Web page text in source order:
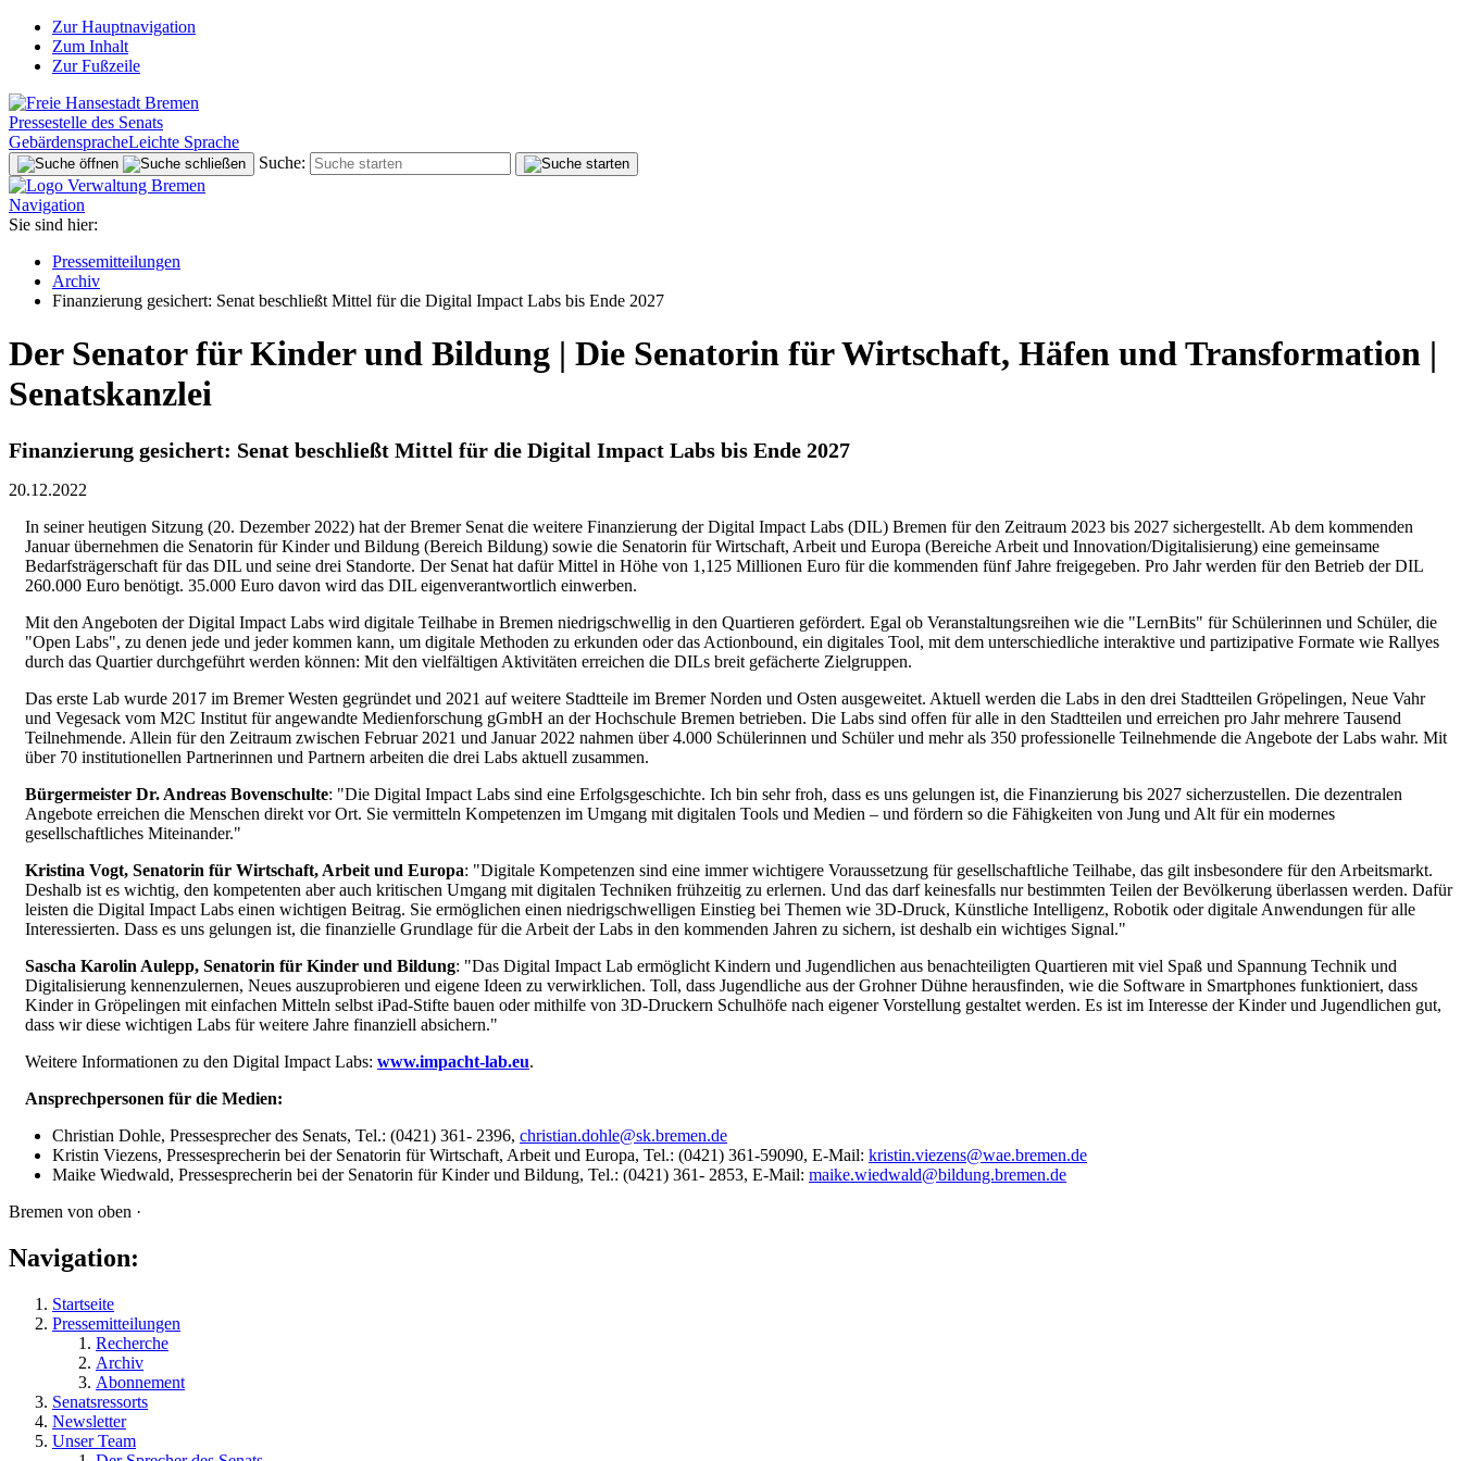
Zur Hauptnavigation
Zum Inhalt
Zur Fußzeile
Pressestelle des Senats
GebärdenspracheLeichte Sprache
Suche:
Navigation
Sie sind hier:
Pressemitteilungen
Archiv
Finanzierung gesichert: Senat beschließt Mittel für die Digital Impact Labs bis Ende 2027
Der Senator für Kinder und Bildung | Die Senatorin für Wirtschaft, Häfen und Transformation |
Senatskanzlei
Finanzierung gesichert: Senat beschließt Mittel für die Digital Impact Labs bis Ende 2027
20.12.2022
In seiner heutigen Sitzung (20. Dezember 2022) hat der Bremer Senat die weitere Finanzierung der Digital Impact Labs (DIL) Bremen für den Zeitraum 2023 bis 2027 sichergestellt. Ab dem kommenden
Januar übernehmen die Senatorin für Kinder und Bildung (Bereich Bildung) sowie die Senatorin für Wirtschaft, Arbeit und Europa (Bereiche Arbeit und Innovation/Digitalisierung) eine gemeinsame
Bedarfsträgerschaft für das DIL und seine drei Standorte. Der Senat hat dafür Mittel in Höhe von 1,125 Millionen Euro für die kommenden fünf Jahre freigegeben. Pro Jahr werden für den Betrieb der DIL
260.000 Euro benötigt. 35.000 Euro davon wird das DIL eigenverantwortlich einwerben.
Mit den Angeboten der Digital Impact Labs wird digitale Teilhabe in Bremen niedrigschwellig in den Quartieren gefördert. Egal ob Veranstaltungsreihen wie die "LernBits" für Schülerinnen und Schüler, die
"Open Labs", zu denen jede und jeder kommen kann, um digitale Methoden zu erkunden oder das Actionbound, ein digitales Tool, mit dem unterschiedliche interaktive und partizipative Formate wie Rallyes
durch das Quartier durchgeführt werden können: Mit den vielfältigen Aktivitäten erreichen die DILs breit gefächerte Zielgruppen.
Das erste Lab wurde 2017 im Bremer Westen gegründet und 2021 auf weitere Stadtteile im Bremer Norden und Osten ausgeweitet. Aktuell werden die Labs in den drei Stadtteilen Gröpelingen, Neue Vahr
und Vegesack vom M2C Institut für angewandte Medienforschung gGmbH an der Hochschule Bremen betrieben. Die Labs sind offen für alle in den Stadtteilen und erreichen pro Jahr mehrere Tausend
Teilnehmende. Allein für den Zeitraum zwischen Februar 2021 und Januar 2022 nahmen über 4.000 Schülerinnen und Schüler und mehr als 350 professionelle Teilnehmende die Angebote der Labs wahr. Mit
über 70 institutionellen Partnerinnen und Partnern arbeiten die drei Labs aktuell zusammen.
Bürgermeister Dr. Andreas Bovenschulte: "Die Digital Impact Labs sind eine Erfolgsgeschichte. Ich bin sehr froh, dass es uns gelungen ist, die Finanzierung bis 2027 sicherzustellen. Die dezentralen
Angebote erreichen die Menschen direkt vor Ort. Sie vermitteln Kompetenzen im Umgang mit digitalen Tools und Medien – und fördern so die Fähigkeiten von Jung und Alt für ein modernes
gesellschaftliches Miteinander."
Kristina Vogt, Senatorin für Wirtschaft, Arbeit und Europa: "Digitale Kompetenzen sind eine immer wichtigere Voraussetzung für gesellschaftliche Teilhabe, das gilt insbesondere für den Arbeitsmarkt.
Deshalb ist es wichtig, den kompetenten aber auch kritischen Umgang mit digitalen Techniken frühzeitig zu erlernen. Und das darf keinesfalls nur bestimmten Teilen der Bevölkerung überlassen werden. Dafür
leisten die Digital Impact Labs einen wichtigen Beitrag. Sie ermöglichen einen niedrigschwelligen Einstieg bei Themen wie 3D-Druck, Künstliche Intelligenz, Robotik oder digitale Anwendungen für alle
Interessierten. Dass es uns gelungen ist, die finanzielle Grundlage für die Arbeit der Labs in den kommenden Jahren zu sichern, ist deshalb ein wichtiges Signal."
Sascha Karolin Aulepp, Senatorin für Kinder und Bildung: "Das Digital Impact Lab ermöglicht Kindern und Jugendlichen aus benachteiligten Quartieren mit viel Spaß und Spannung Technik und
Digitalisierung kennenzulernen, Neues auszuprobieren und eigene Ideen zu verwirklichen. Toll, dass Jugendliche aus der Grohner Dühne herausfinden, wie die Software in Smartphones funktioniert, dass
Kinder in Gröpelingen mit einfachen Mitteln selbst iPad-Stifte bauen oder mithilfe von 3D-Druckern Schulhöfe nach eigener Vorstellung gestaltet werden. Es ist im Interesse der Kinder und Jugendlichen gut,
dass wir diese wichtigen Labs für weitere Jahre finanziell absichern."
Weitere Informationen zu den Digital Impact Labs: www.impacht-lab.eu.
Ansprechpersonen für die Medien:
Christian Dohle, Pressesprecher des Senats, Tel.: (0421) 361- 2396, christian.dohle@sk.bremen.de
Kristin Viezens, Pressesprecherin bei der Senatorin für Wirtschaft, Arbeit und Europa, Tel.: (0421) 361-59090, E-Mail: kristin.viezens@wae.bremen.de
Maike Wiedwald, Pressesprecherin bei der Senatorin für Kinder und Bildung, Tel.: (0421) 361- 2853, E-Mail: maike.wiedwald@bildung.bremen.de
Bremen von oben ·
Navigation:
Startseite
Pressemitteilungen
Recherche
Archiv
Abonnement
Senatsressorts
Newsletter
Unser Team